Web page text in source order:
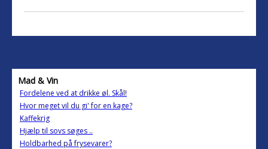
Mad & Vin
Fordelene ved at drikke øl. Skål!
Hvor meget vil du gi' for en kage?
Kaffekrig
Hjælp til sovs søges ..
Holdbarhed på frysevarer?